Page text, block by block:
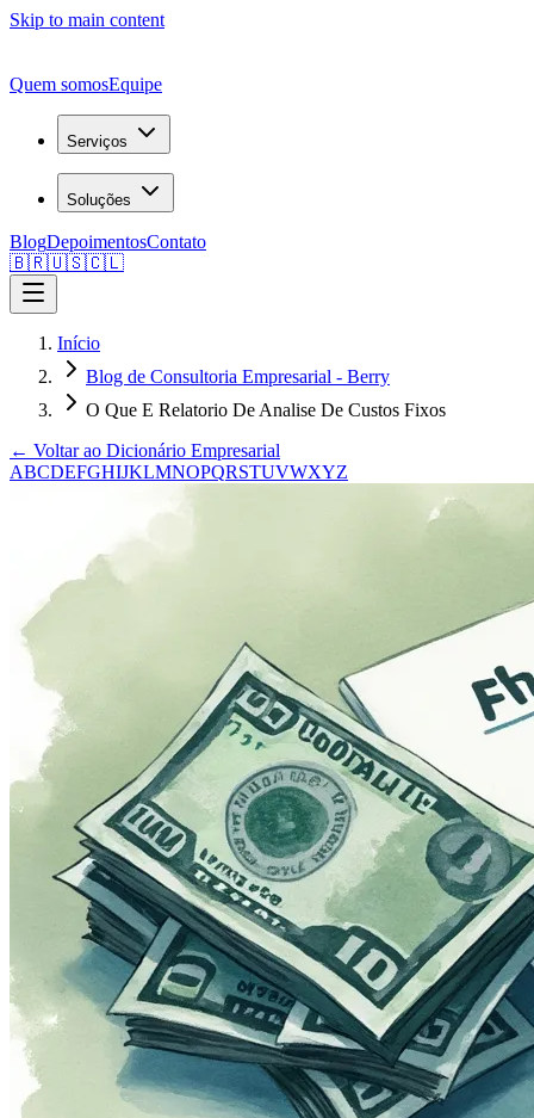
Skip to main content
Quem somosEquipe
Serviços
Soluções
BlogDepoimentosContato
🇧🇷🇺🇸🇨🇱
Início
Blog de Consultoria Empresarial - Berry
O Que E Relatorio De Analise De Custos Fixos
← Voltar ao Dicionário Empresarial
ABCDEFGHIJKLMNOPQRSTUVWXYZ